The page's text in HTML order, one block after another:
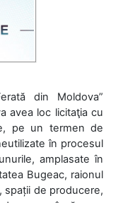
din Moldova”
avea loc licitaţia cu
pe un termen de
în procesul
amplasate în
Bugeac, raionul
spații de producere,